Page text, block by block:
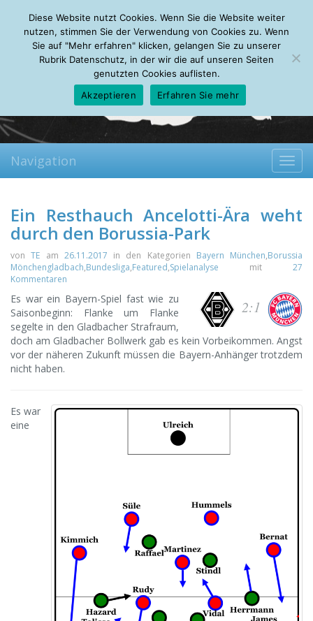
Saturday, 08.08.2026
Mein Account
About Autoren Leseempfehlungen FAQ
Navigation
Ein Resthauch Ancelotti-Ära weht
durch den Borussia-Park
vonTE am 26.11.2017 in den Kategorien Bayern München,Borussia
Mönchengladbach,Bundesliga,Featured,Spielanalyse mit 27
Kommentaren
2:1
Es war ein Bayern-Spiel fast wie zu
Saisonbeginn: Flanke um Flanke
segelte in den Gladbacher Strafraum,
doch am Gladbacher Bollwerk gab es kein Vorbeikommen. Angst
vor der näheren Zukunft müssen die Bayern-Anhänger trotzdem
nicht haben.
Es war
eine
Diese Website nutzt Cookies. Wenn Sie die Website weiter
nutzen, stimmen Sie der Verwendung von Cookies zu. Wenn
Sie auf "Mehr erfahren" klicken, gelangen Sie zu unserer
Rubrik Datenschutz, in der wir die auf unseren Seiten
genutzten Cookies auflisten.
Akzeptieren
Erfahren Sie mehr